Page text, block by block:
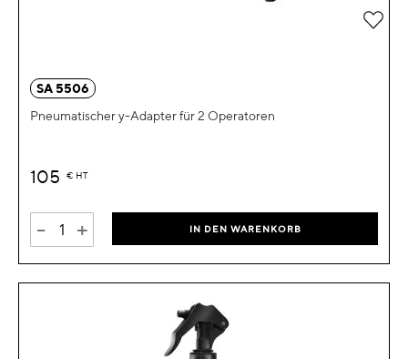
SA 5506
Pneumatischer y-Adapter für 2 Operatoren
105 € HT
- + IN DEN WARENKORB
Zur